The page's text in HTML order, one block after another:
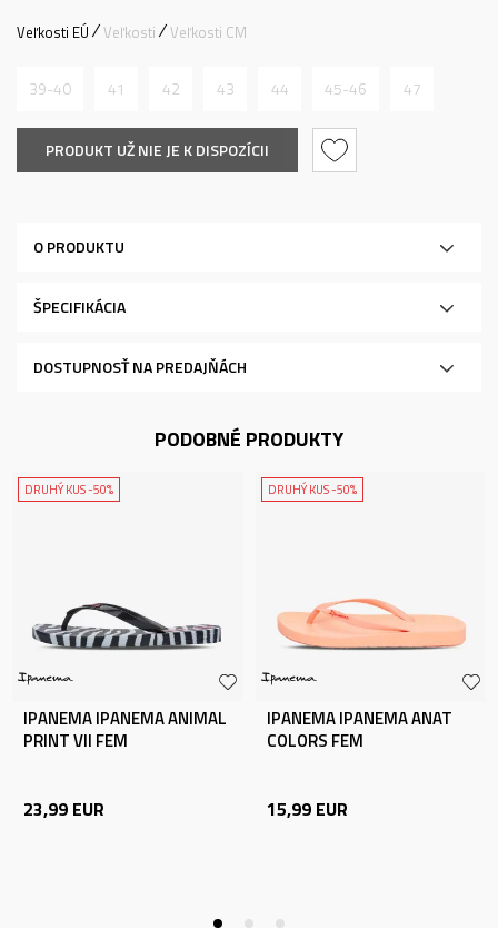
Veľkosti EÚ Veľkosti Veľkosti CM
39-40 41 42 43 44 45-46 47
PRODUKT UŽ NIE JE K DISPOZÍCII
O PRODUKTU
ŠPECIFIKÁCIA
DOSTUPNOSŤ NA PREDAJŇÁCH
PODOBNÉ PRODUKTY
DRUHÝ KUS -50%
IPANEMA IPANEMA ANIMAL
PRINT VII FEM
23,99 EUR
DRUHÝ KUS -50%
IPANEMA IPANEMA ANAT
COLORS FEM
15,99 EUR